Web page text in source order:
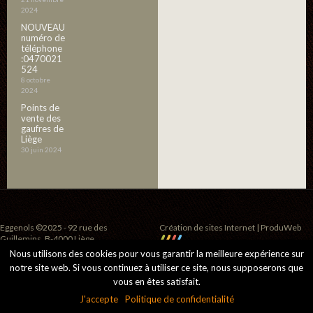
2024
NOUVEAU
numéro de
téléphone
:0470021
524
8 octobre
2024
Points de
vente des
gaufres de
Liège
30 juin 2024
Eggenols ©2025 - 92 rue des
Guillemins, B-4000 Liège
Création de sites Internet | ProduWeb
Nous utilisons des cookies pour vous garantir la meilleure expérience sur
notre site web. Si vous continuez à utiliser ce site, nous supposerons que
vous en êtes satisfait.
J'accepte
Politique de confidentialité